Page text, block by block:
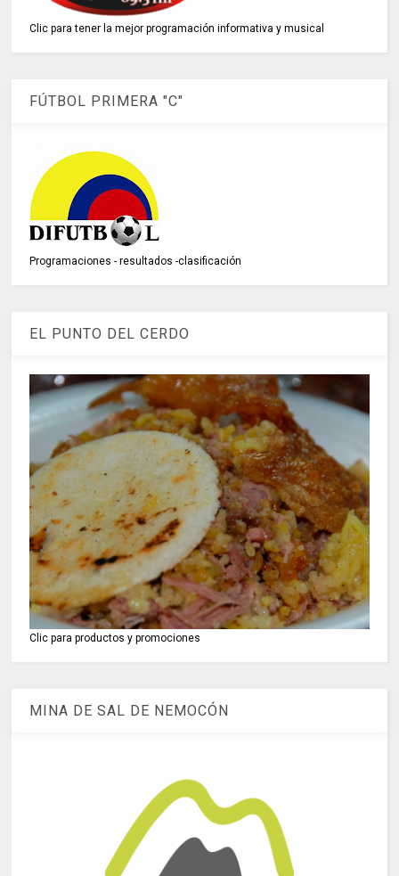
Clic para tener la mejor programación informativa y musical
FÚTBOL PRIMERA "C"
Programaciones - resultados -clasificación
EL PUNTO DEL CERDO
Clic para productos y promociones
MINA DE SAL DE NEMOCÓN